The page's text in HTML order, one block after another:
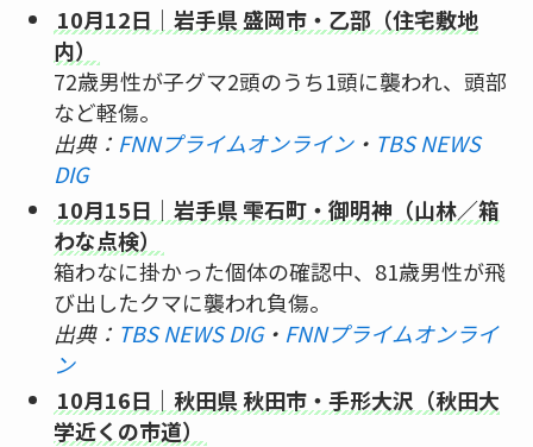
10月12日｜岩手県 盛岡市・乙部（住宅敷地
内）
72歳男性が子グマ2頭のうち1頭に襲われ、頭部
など軽傷。
出典： FNNプライムオンライン・ TBS NEWS
DIG
10月15日｜岩手県 雫石町・御明神（山林／箱
わな点検）
箱わなに掛かった個体の確認中、81歳男性が飛
び出したクマに襲われ負傷。
出典： TBS NEWS DIG・ FNNプライムオンライ
ン
10月16日｜秋田県 秋田市・手形大沢（秋田大
学近くの市道）